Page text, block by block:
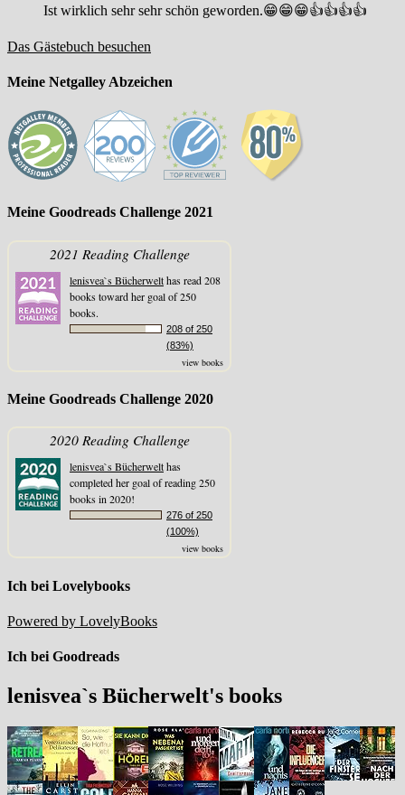
Ist wirklich sehr sehr schön geworden.😁😁😁👍👍👍👍
Das Gästebuch besuchen
Meine Netgalley Abzeichen
Meine Goodreads Challenge 2021
2021 Reading Challenge
lenisvea`s Bücherwelthas read 208
books toward her goal of 250
books.
208 of 250
(83%)
view books
Meine Goodreads Challenge 2020
2020 Reading Challenge
lenisvea`s Bücherwelthas
completed her goal of reading 250
books in 2020!
276 of 250
(100%)
view books
Ich bei Lovelybooks
Powered by LovelyBooks
Ich bei Goodreads
lenisvea`s Bücherwelt's books